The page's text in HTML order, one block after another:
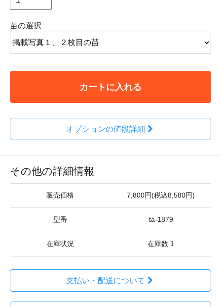
苗の選択
カートに入れる
オプションの値段詳細
その他の詳細情報
販売価格 7,800円(税込8,580円)
型番 ta-1879
在庫状況 在庫数 1
支払い・配送について